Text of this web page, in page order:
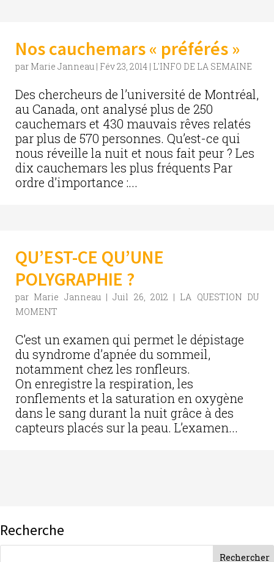
Nos cauchemars « préférés »
par Marie Janneau | Fév 23, 2014 | L'INFO DE LA SEMAINE
Des chercheurs de l’université de Montréal,
au Canada, ont analysé plus de 250
cauchemars et 430 mauvais rêves relatés
par plus de 570 personnes. Qu’est-ce qui
nous réveille la nuit et nous fait peur ? Les
dix cauchemars les plus fréquents Par
ordre d’importance :...
QU’EST-CE QU’UNE
POLYGRAPHIE ?
par Marie Janneau|Juil 26, 2012 | LA QUESTION DU
MOMENT
C’est un examen qui permet le dépistage
du syndrome d’apnée du sommeil,
notamment chez les ronfleurs.
On enregistre la respiration, les
ronflements et la saturation en oxygène
dans le sang durant la nuit grâce à des
capteurs placés sur la peau. L’examen...
Recherche